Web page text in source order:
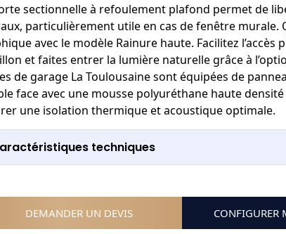
sectionnelle à refoulement plafond permet de
particulièrement utile en cas de fenêtre murale.
avec le modèle Rainure haute. Facilitez l’accès
et faites entrer la lumière naturelle grâce à
de garage La Toulousaine sont équipées de
face avec une mousse polyuréthane haute
une isolation thermique et acoustique optimale.
techniques
DEMANDER UN DEVIS CONFIGURER